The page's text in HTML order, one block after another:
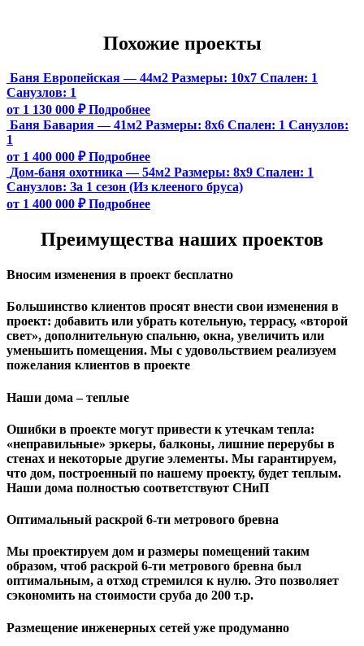
Похожие проекты
Баня Европейская — 44м2 Размеры: 10х7 Спален: 1
Санузлов: 1
от 1 130 000 ₽ Подробнее
Баня Бавария — 41м2 Размеры: 8х6 Спален: 1 Санузлов:
1
от 1 400 000 ₽ Подробнее
Дом-баня охотника — 54м2 Размеры: 8х9 Спален: 1
Санузлов: За 1 сезон (Из клееного бруса)
от 1 400 000 ₽ Подробнее
Преимущества наших проектов
Вносим изменения в проект бесплатно
Большинство клиентов просят внести свои изменения в
проект: добавить или убрать котельную, террасу, «второй
свет», дополнительную спальню, окна, увеличить или
уменьшить помещения. Мы с удовольствием реализуем
пожелания клиентов в проекте
Наши дома – теплые
Ошибки в проекте могут привести к утечкам тепла:
«неправильные» эркеры, балконы, лишние перерубы в
стенах и некоторые другие элементы. Мы гарантируем,
чтo дом, построенный по нашему проекту, будет теплым.
Наши дома полностью соответствуют СНиП
Оптимальный раскрой 6-ти метрового бревна
Мы проектируем дом и размеры помещений таким
образом, чтоб раскрой 6-ти метрового бревна был
оптимальным, а отход стремился к нулю. Это позволяет
сэкономить на стоимости сруба до 200 т.р.
Размещение инженерных сетей уже продуманно